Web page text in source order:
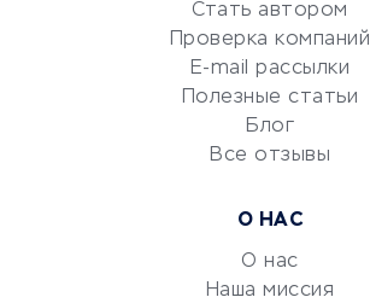
Сервисы по поиску работы
Сетевой маркетинг
УСЛУГИ ДЛЯ БИЗНЕСА
Стать автором
Проверка компаний
E-mail рассылки
Полезные статьи
Блог
Все отзывы
О НАС
О нас
Наша миссия